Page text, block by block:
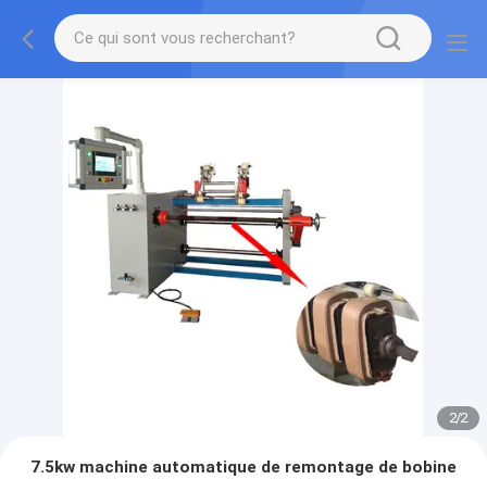
2/2
7.5kw machine automatique de remontage de bobine